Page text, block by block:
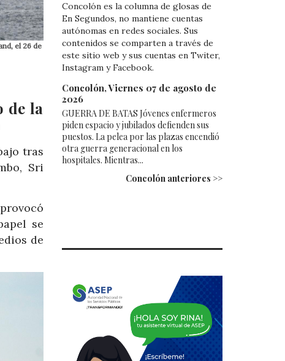
el 26 de
de la
tras
Sri
se
de
Concolón es la columna de glosas de
En Segundos, no mantiene cuentas
autónomas en redes sociales. Sus
contenidos se comparten a través de
este sitio web y sus cuentas en Twiter,
Instagram y Facebook.
Concolón, Viernes 07 de agosto de
2026
GUERRA DE BATAS Jóvenes enfermeros
piden espacio y jubilados defienden sus
puestos. La pelea por las plazas encendió
otra guerra generacional en los
hospitales. Mientras...
Concolón anteriores >>